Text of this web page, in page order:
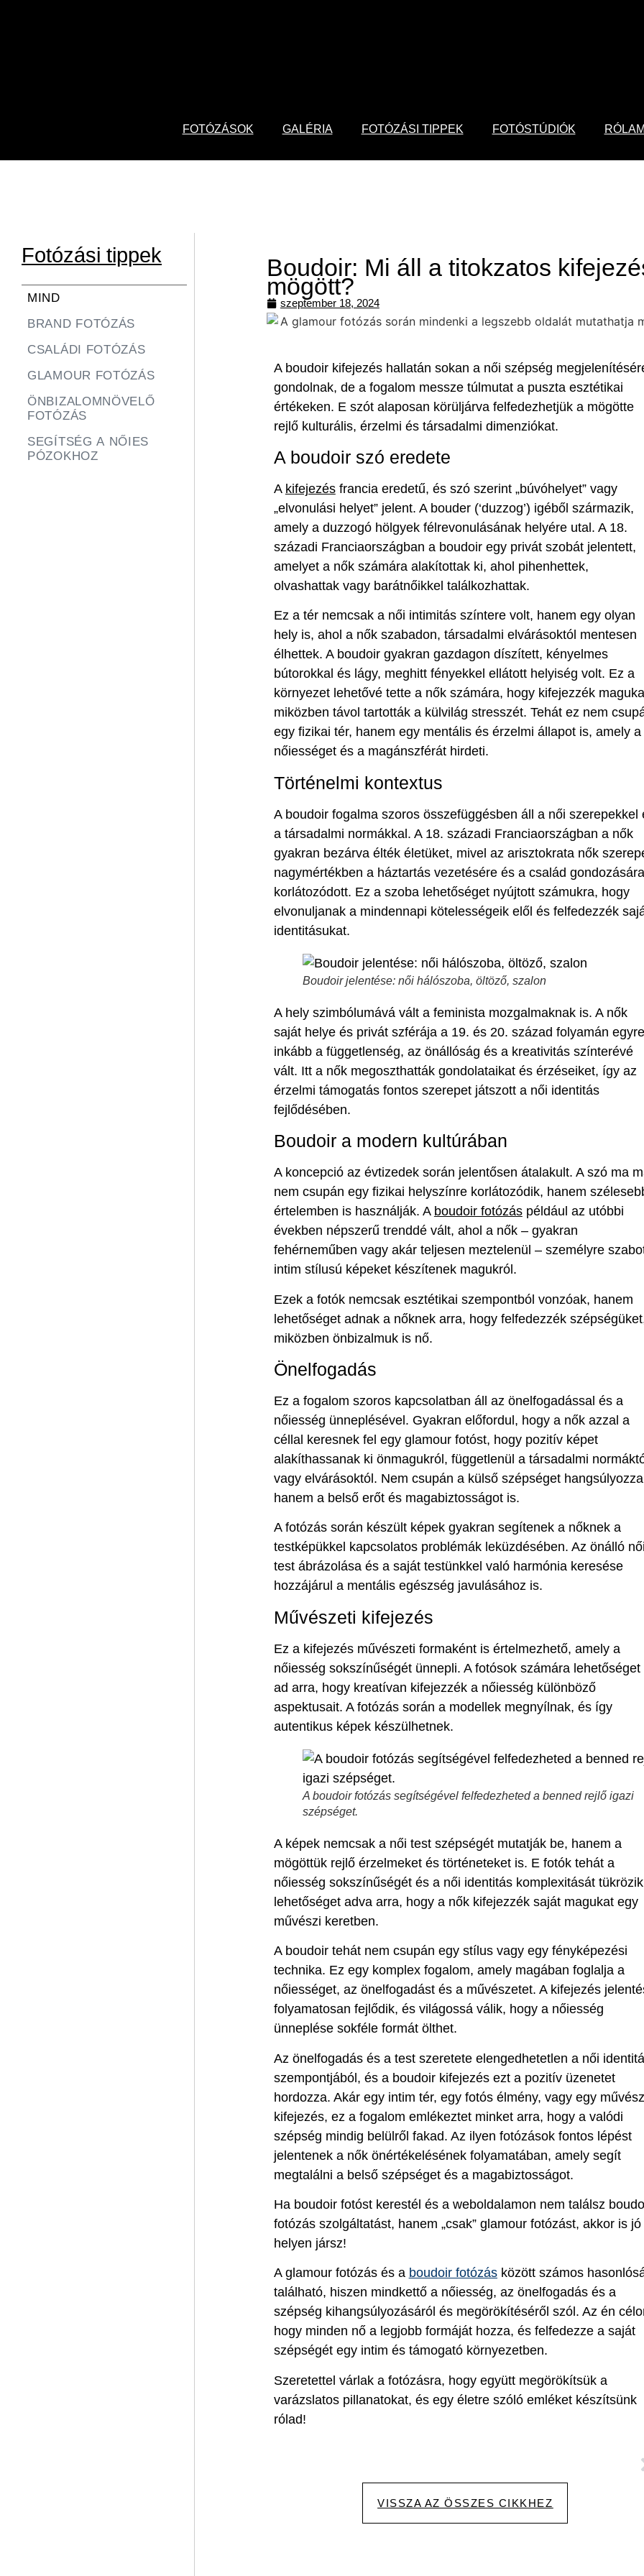
FOTÓZÁSOK GALÉRIA FOTÓZÁSI TIPPEK FOTÓSTÚDIÓK
Fotózási tippek
BRAND FOTÓZÁS
CSALÁDI FOTÓZÁS
GLAMOUR FOTÓZÁS
ÖNBIZALOMNÖVELŐ
FOTÓZÁS
SEGÍTSÉG A NŐIES
PÓZOKHOZ
MIND
Boudoir: Mi áll a titokzatos
mögött?
szeptember 18, 2024
A boudoir kifejezés hallatán sokan a női szépség
gondolnak, de a fogalom messze túlmutat a puszta esztétikai
értékeken. E szót alaposan körüljárva felfedezhetjük a mögötte
rejlő kulturális, érzelmi és társadalmi dimenziókat.
A boudoir szó eredete
A kifejezésfrancia eredetű, és szó szerint „búvóhelyet” vagy
„elvonulási helyet” jelent. A bouder (‘duzzog’) igéből származik,
amely a duzzogó hölgyek félrevonulásának helyére utal. A 18.
századi Franciaországban a boudoir egy privát szobát jelentett,
amelyet a nők számára alakítottak ki, ahol pihenhettek,
olvashattak vagy barátnőikkel találkozhattak.
Ez a tér nemcsak a női intimitás színtere volt, hanem egy olyan
hely is, ahol a nők szabadon, társadalmi elvárásoktól mentesen
élhettek. A boudoir gyakran gazdagon díszített, kényelmes
bútorokkal és lágy, meghitt fényekkel ellátott helyiség volt. Ez a
környezet lehetővé tette a nők számára, hogy kifejezzék
miközben távol tartották a külvilág stresszét. Tehát ez nem
egy fizikai tér, hanem egy mentális és érzelmi állapot is, amely a
nőiességet és a magánszférát hirdeti.
Történelmi kontextus
A boudoir fogalma szoros összefüggésben áll a női szerepekkel
a társadalmi normákkal. A 18. századi Franciaországban a nők
gyakran bezárva élték életüket, mivel az arisztokrata nők
nagymértékben a háztartás vezetésére és a család gondozására
korlátozódott. Ez a szoba lehetőséget nyújtott számukra, hogy
elvonuljanak a mindennapi kötelességeik elől és felfedezzék
identitásukat.
Boudoir jelentése: női hálószoba, öltöző, szalon
A hely szimbólumává vált a feminista mozgalmaknak is. A nők
saját helye és privát szférája a 19. és 20. század folyamán egyre
inkább a függetlenség, az önállóság és a kreativitás színterévé
vált. Itt a nők megoszthatták gondolataikat és érzéseiket, így az
érzelmi támogatás fontos szerepet játszott a női identitás
fejlődésében.
Boudoir a modern kultúrában
A koncepció az évtizedek során jelentősen átalakult. A szó ma
nem csupán egy fizikai helyszínre korlátozódik, hanem
értelemben is használják. A boudoir fotózáspéldául az utóbbi
években népszerű trenddé vált, ahol a nők – gyakran
fehérneműben vagy akár teljesen meztelenül – személyre
intim stílusú képeket készítenek magukról.
Ezek a fotók nemcsak esztétikai szempontból vonzóak, hanem
lehetőséget adnak a nőknek arra, hogy felfedezzék
miközben önbizalmuk is nő.
Önelfogadás
Ez a fogalom szoros kapcsolatban áll az önelfogadással és a
nőiesség ünneplésével. Gyakran előfordul, hogy a nők azzal a
céllal keresnek fel egy glamour fotóst, hogy pozitív képet
alakíthassanak ki önmagukról, függetlenül a társadalmi
vagy elvárásoktól. Nem csupán a külső szépséget
hanem a belső erőt és magabiztosságot is.
A fotózás során készült képek gyakran segítenek a nőknek a
testképükkel kapcsolatos problémák leküzdésében. Az önálló
test ábrázolása és a saját testünkkel való harmónia keresése
hozzájárul a mentális egészség javulásához is.
Művészeti kifejezés
Ez a kifejezés művészeti formaként is értelmezhető, amely a
nőiesség sokszínűségét ünnepli. A fotósok számára lehetőséget
ad arra, hogy kreatívan kifejezzék a nőiesség különböző
aspektusait. A fotózás során a modellek megnyílnak, és így
autentikus képek készülhetnek.
A boudoir fotózás segítségével felfedezheted a benned rejlő igazi
szépséget.
A képek nemcsak a női test szépségét mutatják be, hanem a
mögöttük rejlő érzelmeket és történeteket is. E fotók tehát a
nőiesség sokszínűségét és a női identitás komplexitását
lehetőséget adva arra, hogy a nők kifejezzék saját magukat egy
művészi keretben.
A boudoir tehát nem csupán egy stílus vagy egy fényképezési
technika. Ez egy komplex fogalom, amely magában foglalja a
nőiességet, az önelfogadást és a művészetet. A kifejezés
folyamatosan fejlődik, és világossá válik, hogy a nőiesség
ünneplése sokféle formát ölthet.
Az önelfogadás és a test szeretete elengedhetetlen a női
szempontjából, és a boudoir kifejezés ezt a pozitív üzenetet
hordozza. Akár egy intim tér, egy fotós élmény, vagy egy
kifejezés, ez a fogalom emlékeztet minket arra, hogy a valódi
szépség mindig belülről fakad. Az ilyen fotózások fontos lépést
jelentenek a nők önértékelésének folyamatában, amely segít
megtalálni a belső szépséget és a magabiztosságot.
Ha boudoir fotóst kerestél és a weboldalamon nem találsz
fotózás szolgáltatást, hanem „csak” glamour fotózást, akkor is jó
helyen jársz!
A glamour fotózás és a boudoir fotózásközött számos
található, hiszen mindkettő a nőiesség, az önelfogadás és a
szépség kihangsúlyozásáról és megörökítéséről szól. Az én
hogy minden nő a legjobb formáját hozza, és felfedezze a saját
szépségét egy intim és támogató környezetben.
Szeretettel várlak a fotózásra, hogy együtt megörökítsük a
varázslatos pillanatokat, és egy életre szóló emléket készítsünk
rólad!
VISSZA AZ ÖSSZES CIKKHEZ